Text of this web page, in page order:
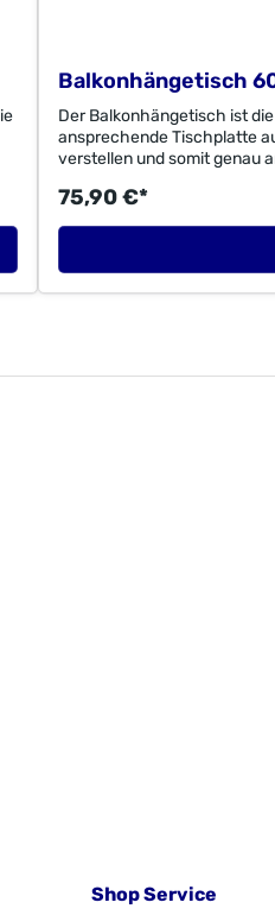
Balkonhängetisch
Der Balkonhängetisch ist
ansprechende Tischplatte
verstellen und somit genau
Maße cm (TxBxH)
zertifiziertes
1923923
75,90 €*
Shop Service